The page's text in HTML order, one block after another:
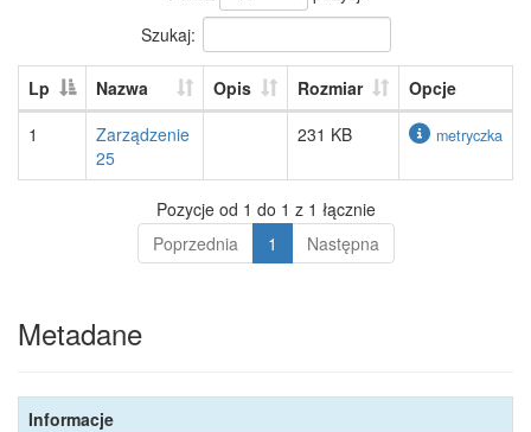
Szukaj:
Lp Nazwa Opis Rozmiar
Opcje
1
Zarządzenie
25
231 KB metryczka
Pozycje od 1 do 1 z 1 łącznie
Poprzednia
1 Następna
Metadane
Informacje